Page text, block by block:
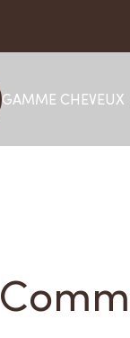
GAMME CHEVEUX